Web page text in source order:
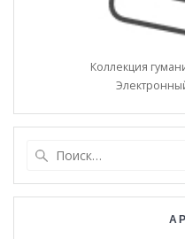
Коллекция